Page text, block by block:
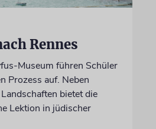
Rennes
Museum führen Schüler
Prozess auf. Neben
bietet die
Lektion in jüdischer